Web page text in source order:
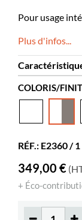
Pour usage
Plus d'infos...
Hauteur
Matériaux
COLORIS/
RÉF.: E2360 /
349,00 €
+ Éco-